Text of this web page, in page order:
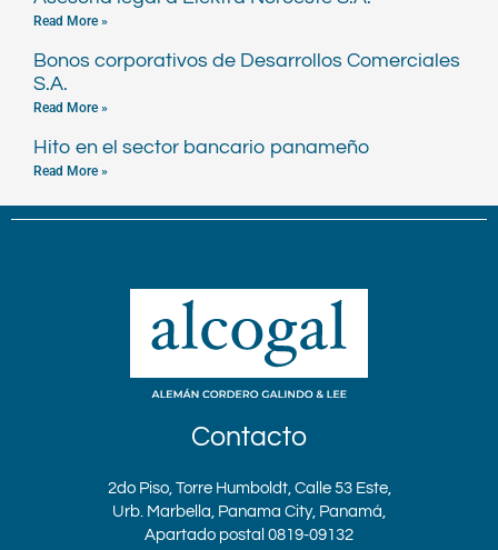
Read More »
Bonos corporativos de Desarrollos Comerciales
S.A.
Read More »
Hito en el sector bancario panameño
Read More »
Contacto
2do Piso, Torre Humboldt, Calle 53 Este,
Urb. Marbella, Panama City, Panamá,
Apartado postal 0819-09132